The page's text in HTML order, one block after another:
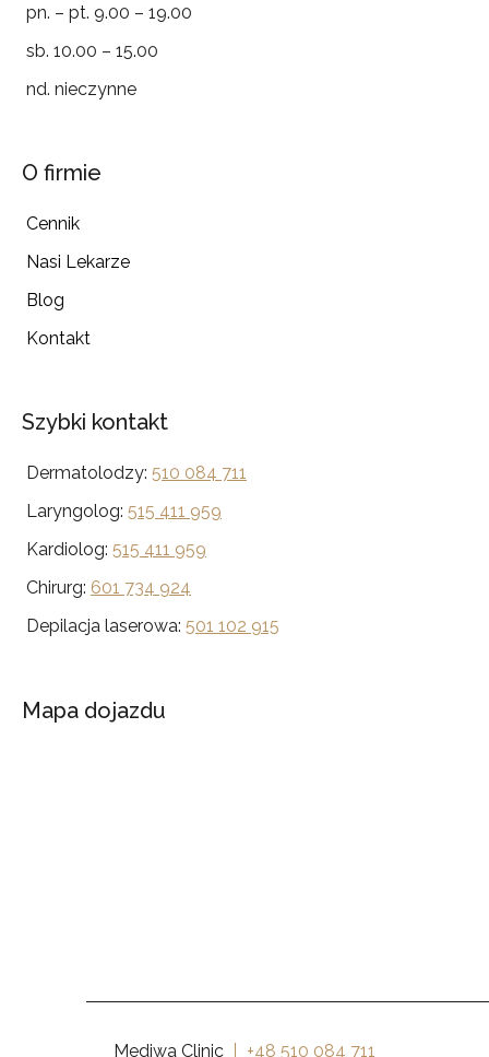
pn. – pt. 9.00 – 19.00
sb. 10.00 – 15.00
nd. nieczynne
O firmie
Cennik
Nasi Lekarze
Blog
Kontakt
Szybki kontakt
Dermatolodzy: 510 084 711
Laryngolog: 515 411 959
Kardiolog: 515 411 959
Chirurg: 601 734 924
Depilacja laserowa: 501 102 915
Mapa dojazdu
Mediwa Clinic +48 510 084 711